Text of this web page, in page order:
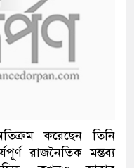
করেছেন তিনি
রাজনৈতিক মন্তব্য